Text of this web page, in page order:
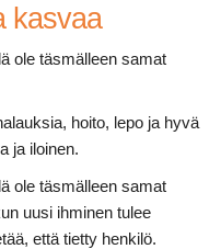
kasvaa
ole täsmälleen samat
hoito, lepo ja hyvä
ja iloinen.
ole täsmälleen samat
uusi ihminen tulee
että tietty henkilö.